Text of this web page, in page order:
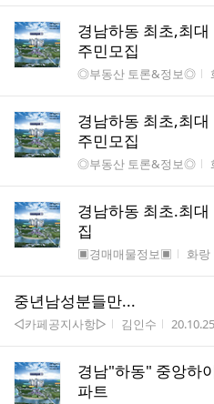
경남하동 최초,최
주민모집
게시판명
◎부동산 토론&정보◎
경남하동 최초,최
주민모집
게시판명
◎부동산 토론&정보◎
경남하동 최초.최
집
게시판명
▣경매매물정보▣ 작성
화랑
중년남성분들만...
게시판명
◁카페공지사항▷ 작성자
김인수 작성시간
20.10.25
경남"하동" 중앙하
파트